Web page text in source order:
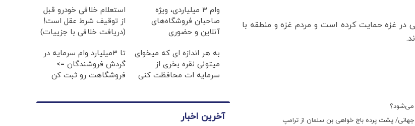
غزه حمایت کرده است و مردم غزه و منطقه با
می‌شود؟
پشت پرده باج خواهی بن سلمان از ترامپ
وام ۳ میلیاردی، ویژه
صاحبان فروشگاه‌های
آنلاین و حضوری
استعلام خلافی خودرو قبل
از توقیف شرط عقل است!
(دریافت خلافی با جزییات)
به هر اندازه ای که میخوای
میتونی نقره بخری از
سرمایه ات محافظت کنی
تا 3میلیارد وام سرمایه در
گردش فروشندگان =>
فروشگاهت رو ثبت کن
آخرین اخبار